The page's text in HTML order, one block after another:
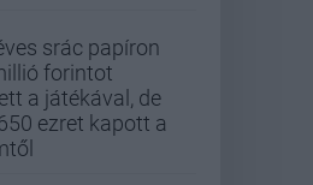
éves srác papíron
forintot
a játékával, de
650 ezret kapott a